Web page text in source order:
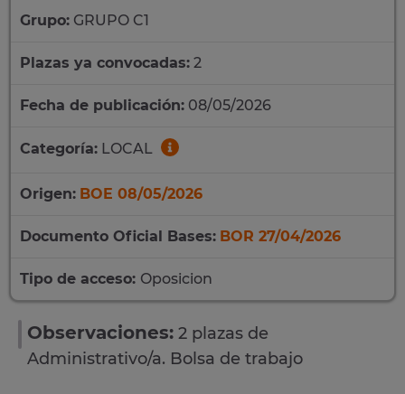
Grupo: GRUPO C1
Plazas ya convocadas: 2
Fecha de publicación: 08/05/2026
Categoría: LOCAL
Origen: BOE 08/05/2026
Documento Oficial Bases: BOR 27/04/2026
Tipo de acceso: Oposicion
Observaciones: 2 plazas de
Administrativo/a. Bolsa de trabajo